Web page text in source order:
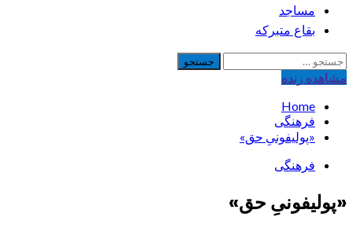
مساجد
بقاع متبرکه
جستجو
برای:
مشاهده‌ زنده
Home
فرهنگی
«پولیفونیِ حق»
فرهنگی
«پولیفونیِ حق»